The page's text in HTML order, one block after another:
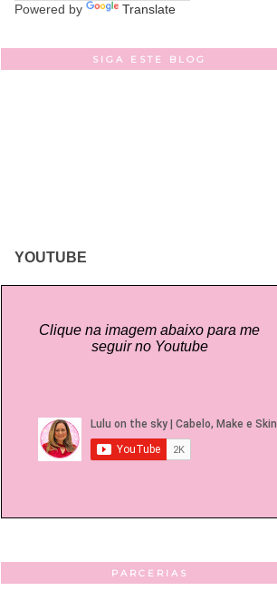
Powered by Translate
SIGA ESTE BLOG
YOUTUBE
Clique na imagem abaixo para me
seguir no Youtube
PARCERIAS